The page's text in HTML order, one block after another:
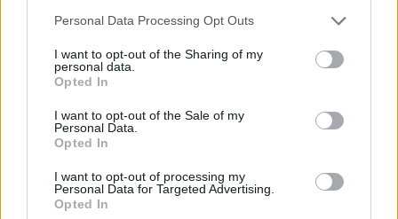
Personal Data Processing Opt Outs
I want to opt-out of the Sharing of my
personal data.
Opted In
I want to opt-out of the Sale of my
Personal Data.
Opted In
I want to opt-out of processing my
Personal Data for Targeted Advertising.
Opted In
20/01/2006
positivi, obbligazionari
sostanzialmente stabili.